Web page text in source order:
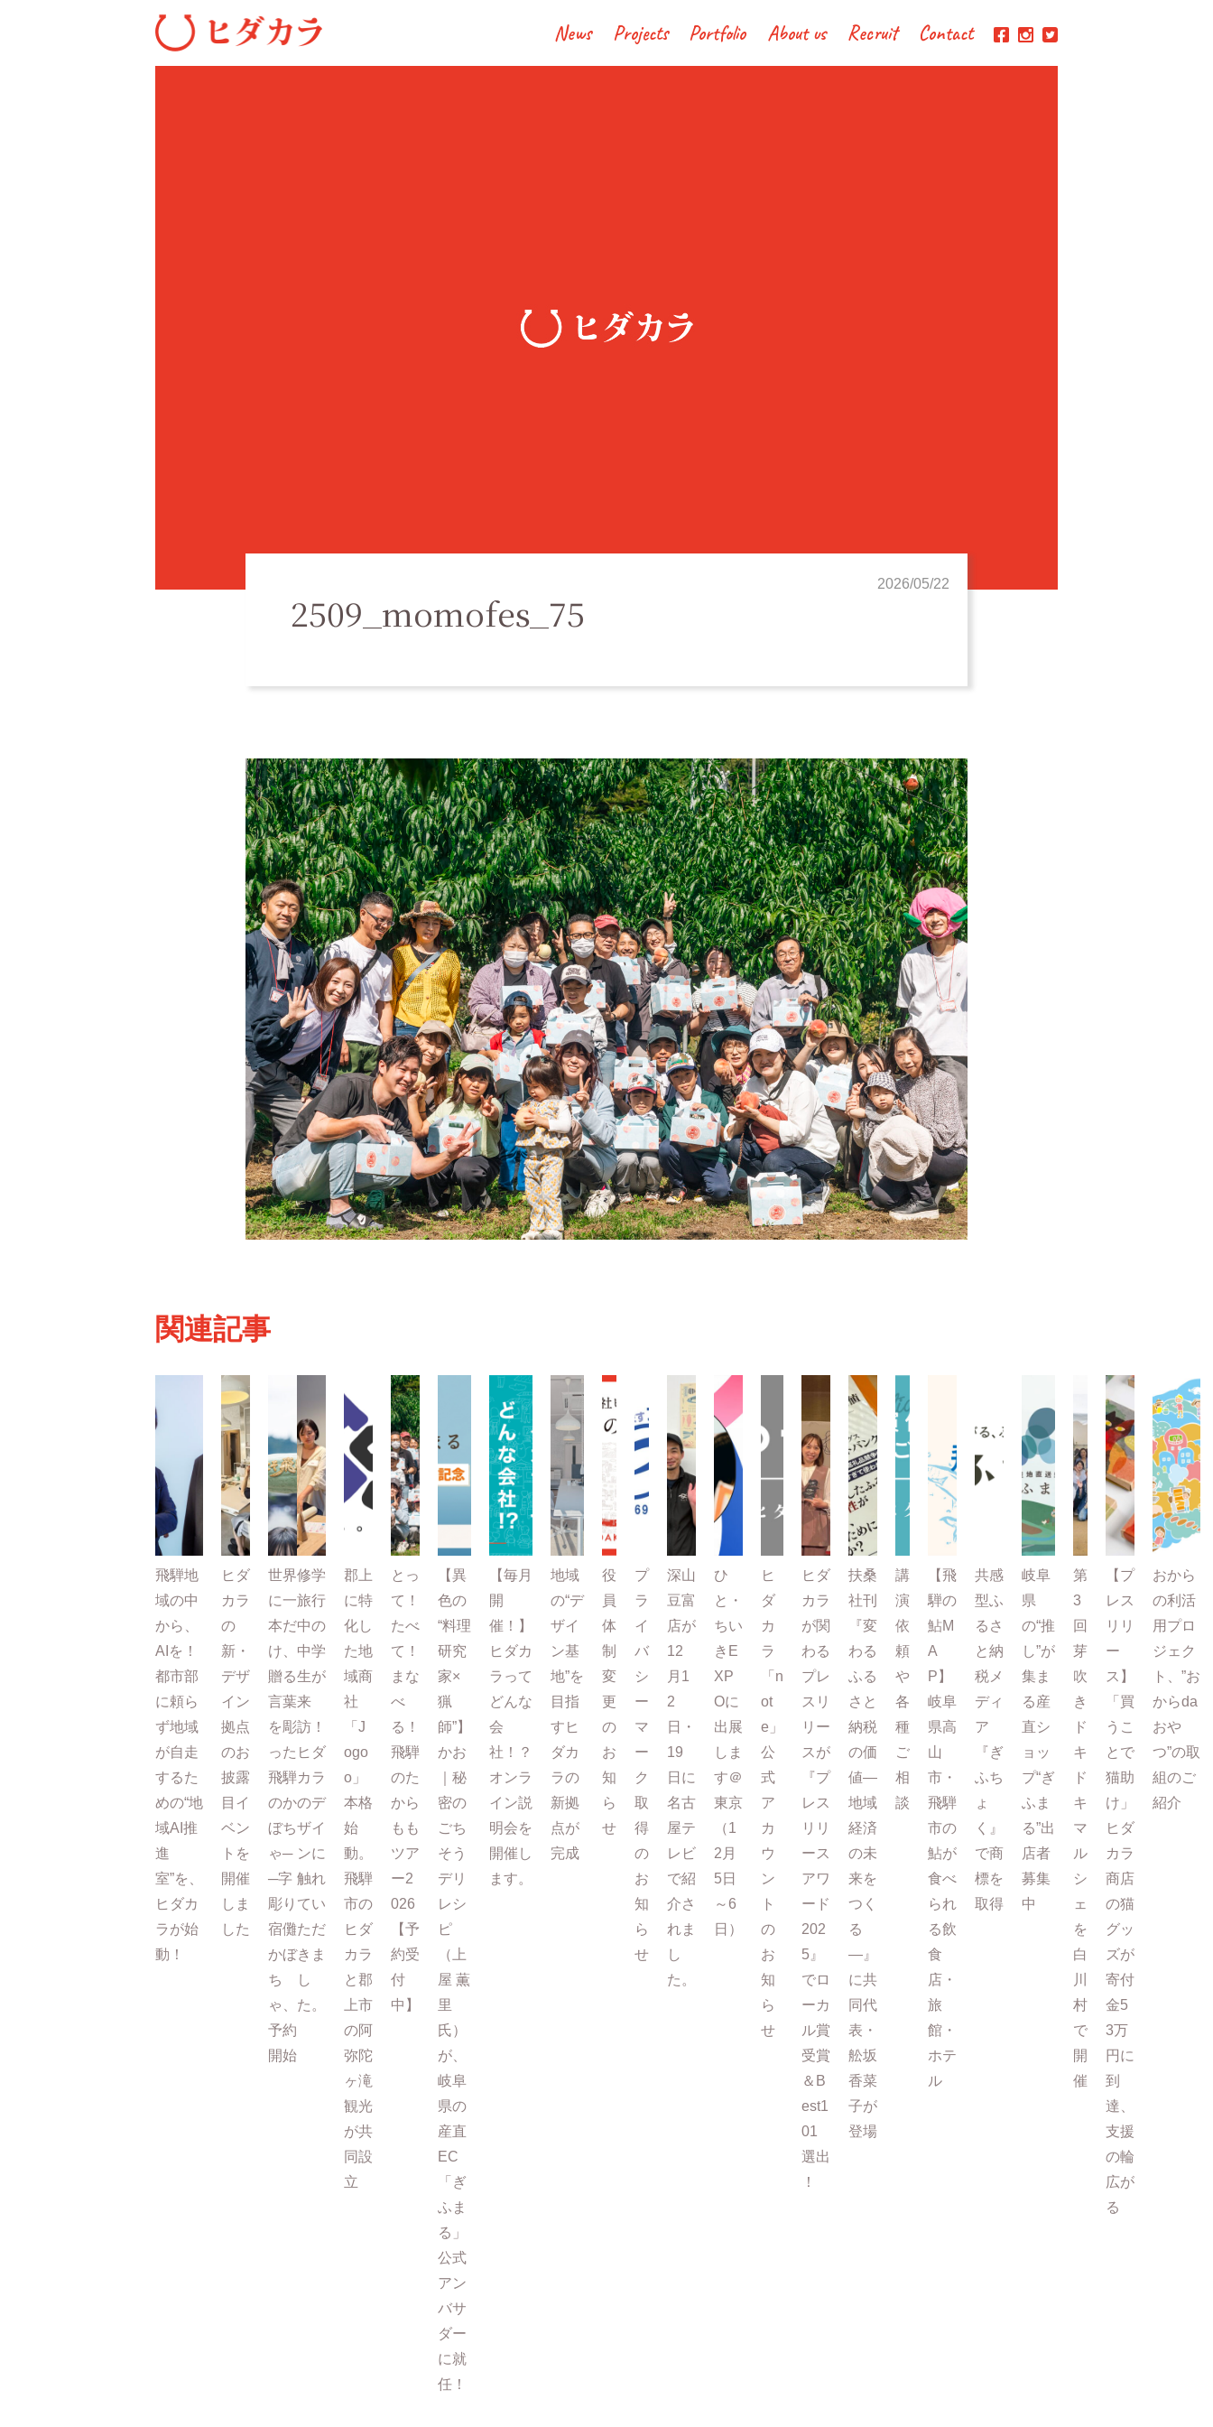
News Projects Portfolio About us Recruit Contact
2026/05/22
2509_momofes_75
関連記事
飛騨地
域の中
から、
AIを！
都市部
に頼ら
ず地域
が自走
するた
めの“地
域AI推
進
室”を、
ヒダカ
ラが始
動！
ヒダ
カラ
の
新・
デザ
イン
拠点
のお
披露
目イ
ベン
トを
開催
しま
した
世界
に一
本だ
け、
贈る
言葉
を彫
った
飛騨
のか
ぼち
ゃ─
─字
彫り
宿儺
かぼ
ち
ゃ、
予約
開始
修学
旅行
中の
中学
生が
来
訪！
ヒダ
カラ
のデ
ザイ
ンに
触れ
てい
ただ
きま
し
た。
郡上
に特
化し
た地
域商
社
「J
ogo
o」
本格
始
動。
飛騨
市の
ヒダ
カラ
と郡
上市
の阿
弥陀
ヶ滝
観光
が共
同設
立
とっ
て！
たべ
て！
まな
べ
る！
飛騨
のた
から
もも
ツア
ー2
026
【予
約受
付
中】
【異
色の
“料理
研究
家×
猟
師”】
かお
｜秘
密の
ごち
そう
デリ
レシ
ピ
（上
屋 薫
里
氏）
が、
岐阜
県の
産直
EC
「ぎ
ふま
る」
公式
アン
バサ
ダー
に就
任！
【毎月
開
催！】
ヒダカ
ラって
どんな
会
社！？
オンラ
イン説
明会を
開催し
ます。
地域
の“デ
ザイ
ン基
地”を
目指
すヒ
ダカ
ラの
新拠
点が
完成
役
員
体
制
変
更
の
お
知
ら
せ
プ
ラ
イ
バ
シ
ー
マ
ー
ク
取
得
の
お
知
ら
せ
深山
豆富
店が
12
月1
2
日・
19
日に
名古
屋テ
レビ
で紹
介さ
れま
し
た。
ひ
と・
ちい
きE
XP
Oに
出展
しま
す＠
東京
（1
2月
5日
～6
日）
ヒ
ダ
カ
ラ
「n
ot
e」
公
式
ア
カ
ウ
ン
ト
の
お
知
ら
せ
ヒダ
カラ
が関
わる
プレ
スリ
リー
スが
『プ
レス
リリ
ース
アワ
ード
202
5』
でロ
ーカ
ル賞
受賞
＆B
est1
01
選出
！
扶桑
社刊
『変
わる
ふる
さと
納税
の価
値―
地域
経済
の未
来を
つく
る
―』
に共
同代
表・
舩坂
香菜
子が
登場
講
演
依
頼
や
各
種
ご
相
談
【飛
騨の
鮎M
A
P】
岐阜
県高
山
市・
飛騨
市の
鮎が
食べ
られ
る飲
食
店・
旅
館・
ホテ
ル
共感
型ふ
るさ
と納
税メ
ディ
ア
『ぎ
ふち
ょ
く』
で商
標を
取得
岐阜
県
の“推
し”が
集ま
る産
直シ
ョッ
プ“ぎ
ふま
る”出
店者
募集
中
第
3
回
芽
吹
き
ド
キ
ド
キ
マ
ル
シ
ェ
を
白
川
村
で
開
催
【プ
レス
リリ
ー
ス】
「買
うこ
とで
猫助
け」
ヒダ
カラ
商店
の猫
グッ
ズが
寄付
金5
3万
円に
到
達、
支援
の輪
広が
る
おから
の利活
用プロ
ジェク
ト、”お
からda
おや
つ”の取
組のご
紹介